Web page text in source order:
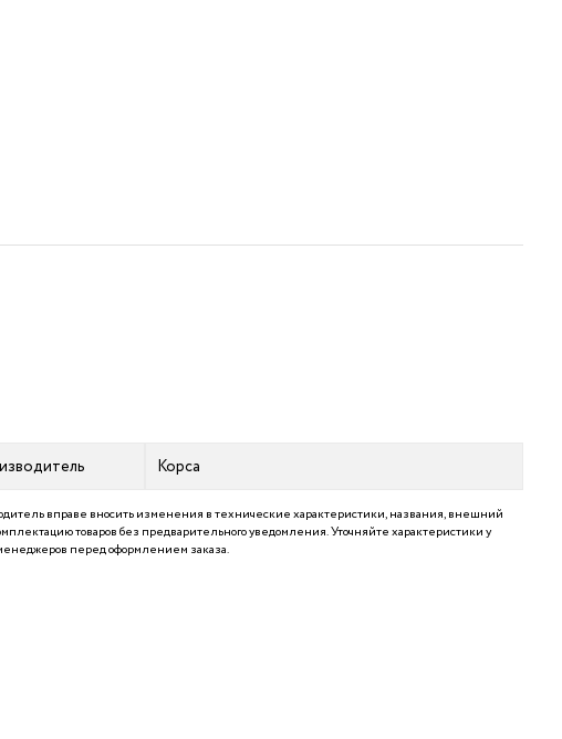
Корса
вправе вносить изменения в технические характеристики, названия, внешний
товаров без предварительного уведомления. Уточняйте характеристики у
перед оформлением заказа.